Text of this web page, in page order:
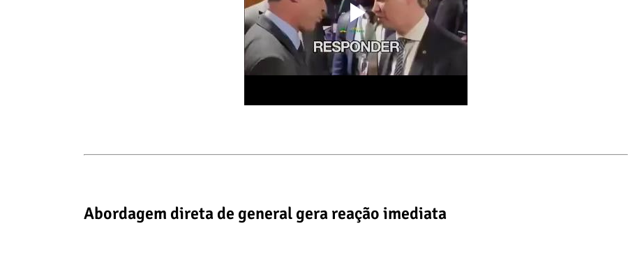
Abordagem direta de general gera reação imediata